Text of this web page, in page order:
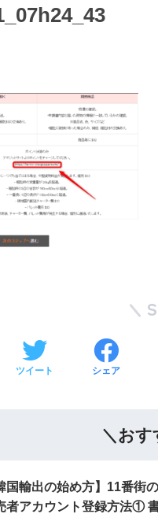
ツイート シェア
＼おす
国輸出の始め方】11番街の
者アカウント登録方法①